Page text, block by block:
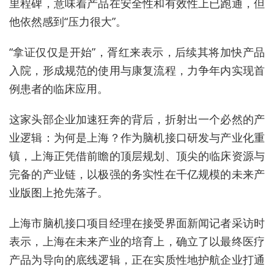
里程碑，意味着产品在安全性和有效性上已跑通，但
他依然感到“压力很大”。
“拿证仅仅是开始”，胥红来表示，后续其将加快产品
入院，形成规范的使用与康复流程，力争年内实现首
例患者的临床应用。
这家头部企业加速狂奔的背后，折射出一个必然的产
业逻辑：为何是上海？作为脑机接口研发与产业化重
镇，上海正凭借前瞻的顶层规划、顶尖的临床资源与
完备的产业链，以极强的务实性在千亿规模的未来产
业版图上抢先落子。
上海市脑机接口项目经理在接受界面新闻记者采访时
表示，上海在未来产业的培育上，确立了以最终医疗
产品为导向的底线逻辑，正在实质性地护航企业打通